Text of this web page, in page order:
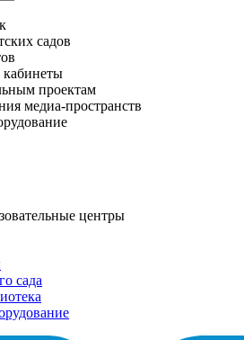
садов
проектам
медиа-пространств
центры
сада